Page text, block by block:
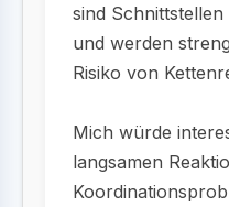
sind
und werden
Risiko von
Mich würde
langsamen